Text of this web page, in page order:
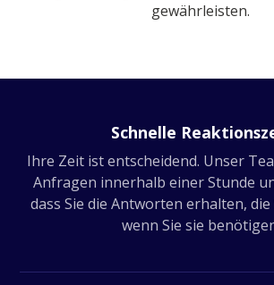
gewährleisten.
Schnelle
Ihre Zeit ist entscheidend. Unser
Anfragen innerhalb einer Stunde
dass Sie die Antworten erhalten,
wenn Sie sie